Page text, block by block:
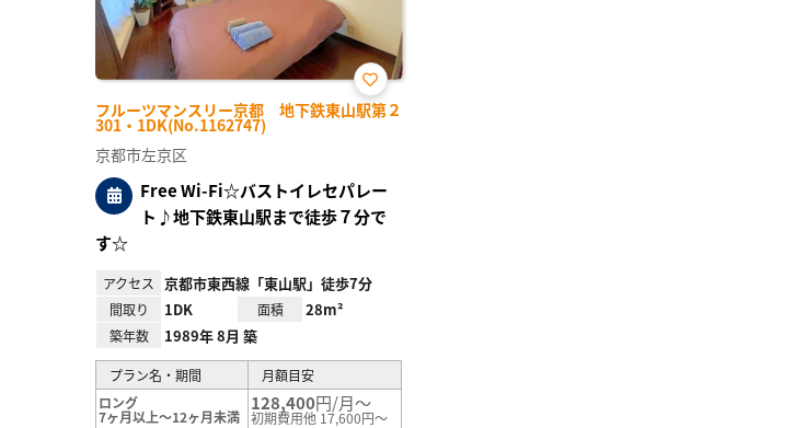
フルーツマンスリー京都 地下鉄東山駅第２
301・1DK(No.1162747)
お気
に入
京都市左京区
Free Wi-Fi☆バストイレセパレー
ト♪地下鉄東山駅まで徒歩７分で
す☆
アクセス 京都市東西線「東山駅」徒歩7分
間取り 1DK 面積 28m²
築年数 1989年 8月 築
プラン名・期間
月額目安
ロング
7ヶ月以上～12ヶ月未満
128,400円/月～
初期費用他 17,600円～